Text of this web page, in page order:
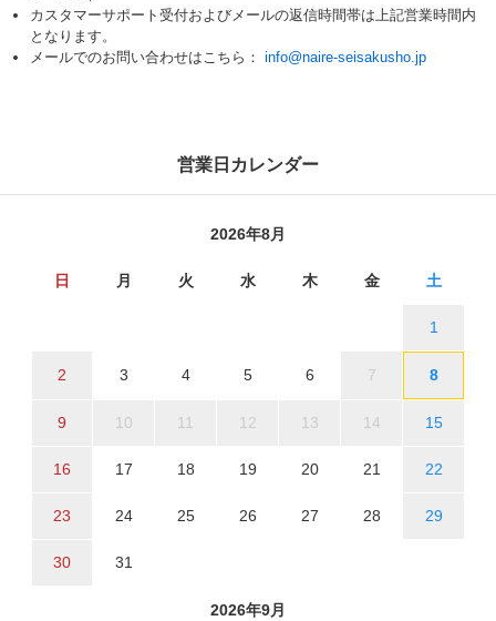
カスタマーサポート受付およびメールの返信時間帯は上記営業時間内
となります。
メールでのお問い合わせはこちら： info@naire-seisakusho.jp
営業日カレンダー
2026年8月
日 月 火 水 木 金 土
1
2 3 4 5 6 7 8
9 10 11 12 13 14 15
16 17 18 19 20 21 22
23 24 25 26 27 28 29
30 31
2026年9月